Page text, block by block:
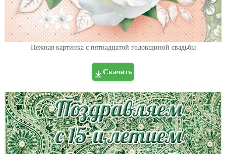
Нежная картинка с пятнадцатой годовщиной свадьбы
Скачать